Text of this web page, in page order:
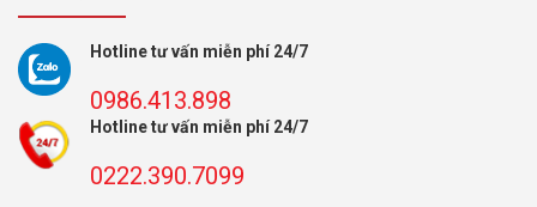
Hotline tư vấn miễn phí 24/7
0986.413.898
Hotline tư vấn miễn phí 24/7
0222.390.7099